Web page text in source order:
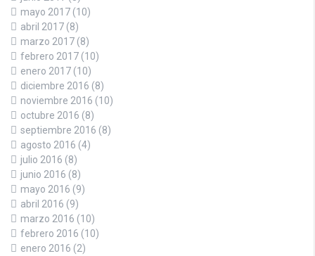
mayo 2017 (10)
abril 2017 (8)
marzo 2017 (8)
febrero 2017 (10)
enero 2017 (10)
diciembre 2016 (8)
noviembre 2016 (10)
octubre 2016 (8)
septiembre 2016 (8)
agosto 2016 (4)
julio 2016 (8)
junio 2016 (8)
mayo 2016 (9)
abril 2016 (9)
marzo 2016 (10)
febrero 2016 (10)
enero 2016 (2)